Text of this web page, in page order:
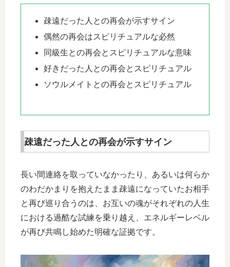
疎遠だった人との再会が示すサイン
偶然の再会はスピリチュアルな必然
同級生との再会とスピリチュアルな意味
好きだった人との再会とスピリチュアル
ソウルメイトとの再会とスピリチュアル
疎遠だった人との再会が示すサイン
長い間連絡を取っていなかったり、あるいは何らか
のわだかまりを抱えたまま疎遠になっていたお相手
と再び巡り合うのは、お互いの魂がそれぞれの人生
における過酷な試練を乗り越え、エネルギーレベル
が再び共鳴し始めた明確な証拠です。